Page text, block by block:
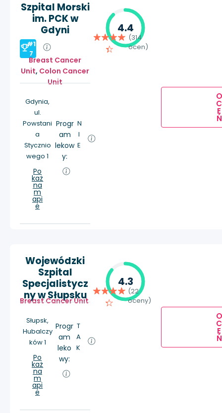
Szpital Morski
im. PCK w
Gdyni
#1
7
Breast Cancer
Unit, Colon Cancer
Unit
Gdynia,
ul.
Powstani
a
Stycznio
wego 1
Po
każ
na
m
api
e
Progr
am
lekow
y:
N
I
E
4.4
(314
ocen)
O
C
E
Ń
Wojewódzki
Szpital
Specjalistycz
ny w Słupsku
Breast Cancer Unit
Słupsk,
Hubalczy
ków 1
Po
każ
na
m
api
e
Progr
am
leko
wy:
T
A
K
4.3
(22
oceny)
O
C
E
Ń